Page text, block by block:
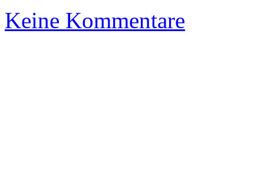
Keine Kommentare